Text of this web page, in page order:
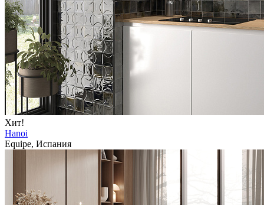
Хит!
Hanoi
Equipe, Испания